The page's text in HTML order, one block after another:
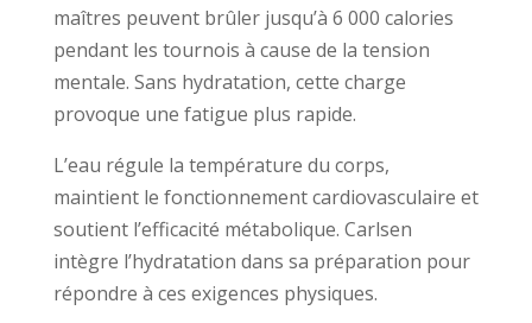
maîtres peuvent brûler jusqu’à 6 000 calories
pendant les tournois à cause de la tension
mentale. Sans hydratation, cette charge
provoque une fatigue plus rapide.
L’eau régule la température du corps,
maintient le fonctionnement cardiovasculaire et
soutient l’efficacité métabolique. Carlsen
intègre l’hydratation dans sa préparation pour
répondre à ces exigences physiques.